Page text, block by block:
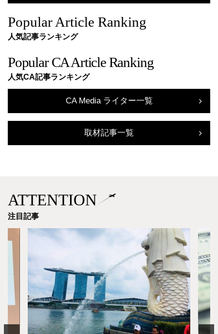
Popular Article Ranking
人気記事ランキング
Popular CA Article Ranking
人気CA記事ランキング
CA Media ライター一覧
取材記事一覧
ATTENTION
注目記事